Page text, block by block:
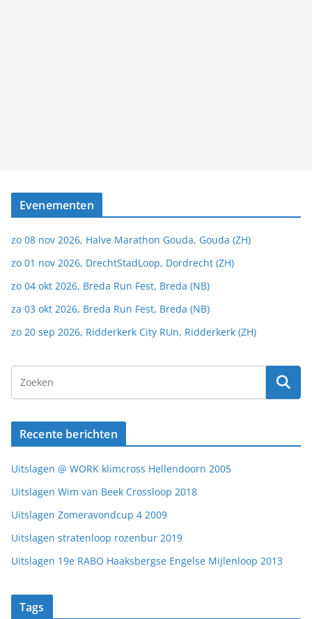
Evenementen
zo 08 nov 2026, Halve Marathon Gouda, Gouda (ZH)
zo 01 nov 2026, DrechtStadLoop, Dordrecht (ZH)
zo 04 okt 2026, Breda Run Fest, Breda (NB)
za 03 okt 2026, Breda Run Fest, Breda (NB)
zo 20 sep 2026, Ridderkerk City RUn, Ridderkerk (ZH)
Recente berichten
Uitslagen @ WORK klimcross Hellendoorn 2005
Uitslagen Wim van Beek Crossloop 2018
Uitslagen Zomeravondcup 4 2009
Uitslagen stratenloop rozenbur 2019
Uitslagen 19e RABO Haaksbergse Engelse Mijlenloop 2013
Tags